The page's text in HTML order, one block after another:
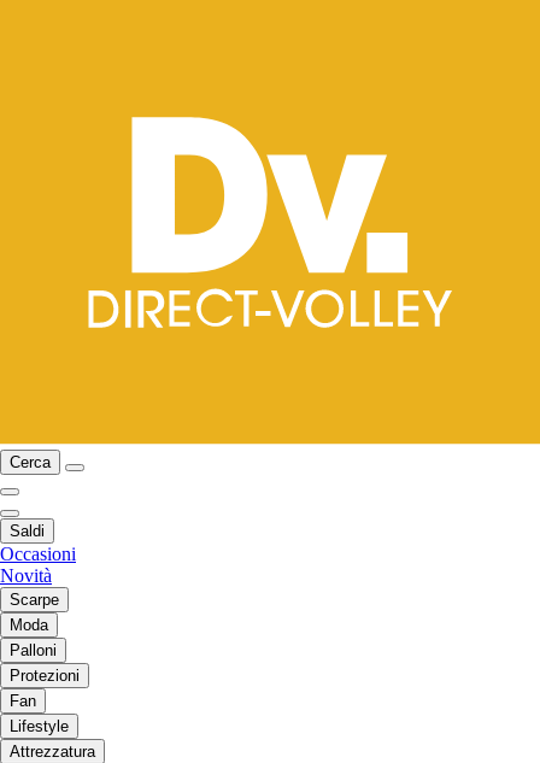
Cerca
Saldi
Occasioni
Novità
Scarpe
Moda
Palloni
Protezioni
Fan
Lifestyle
Attrezzatura